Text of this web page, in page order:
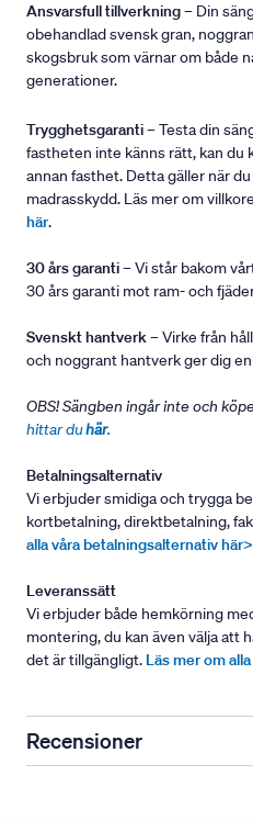
Ansvarsfull tillverkning– Din
obehandlad svensk gran,
skogsbruk som värnar om både
generationer.
Trygghetsgaranti– Testa din
fastheten inte känns rätt, kan du
annan fasthet. Detta gäller när
madrasskydd. Läs mer om
här.
30 års garanti– Vi står bakom
30 års garanti mot ram- och
Svenskt hantverk– Virke från
och noggrant hantverk ger dig
OBS! Sängben ingår inte och
hittar duhär.
Betalningsalternativ
Vi erbjuder smidiga och trygga
kortbetalning, direktbetalning,
alla våra betalningsalternativ här>
Leveranssätt
Vi erbjuder både hemkörning
montering, du kan även välja att
det är tillgängligt. Läs mer om
Recensioner